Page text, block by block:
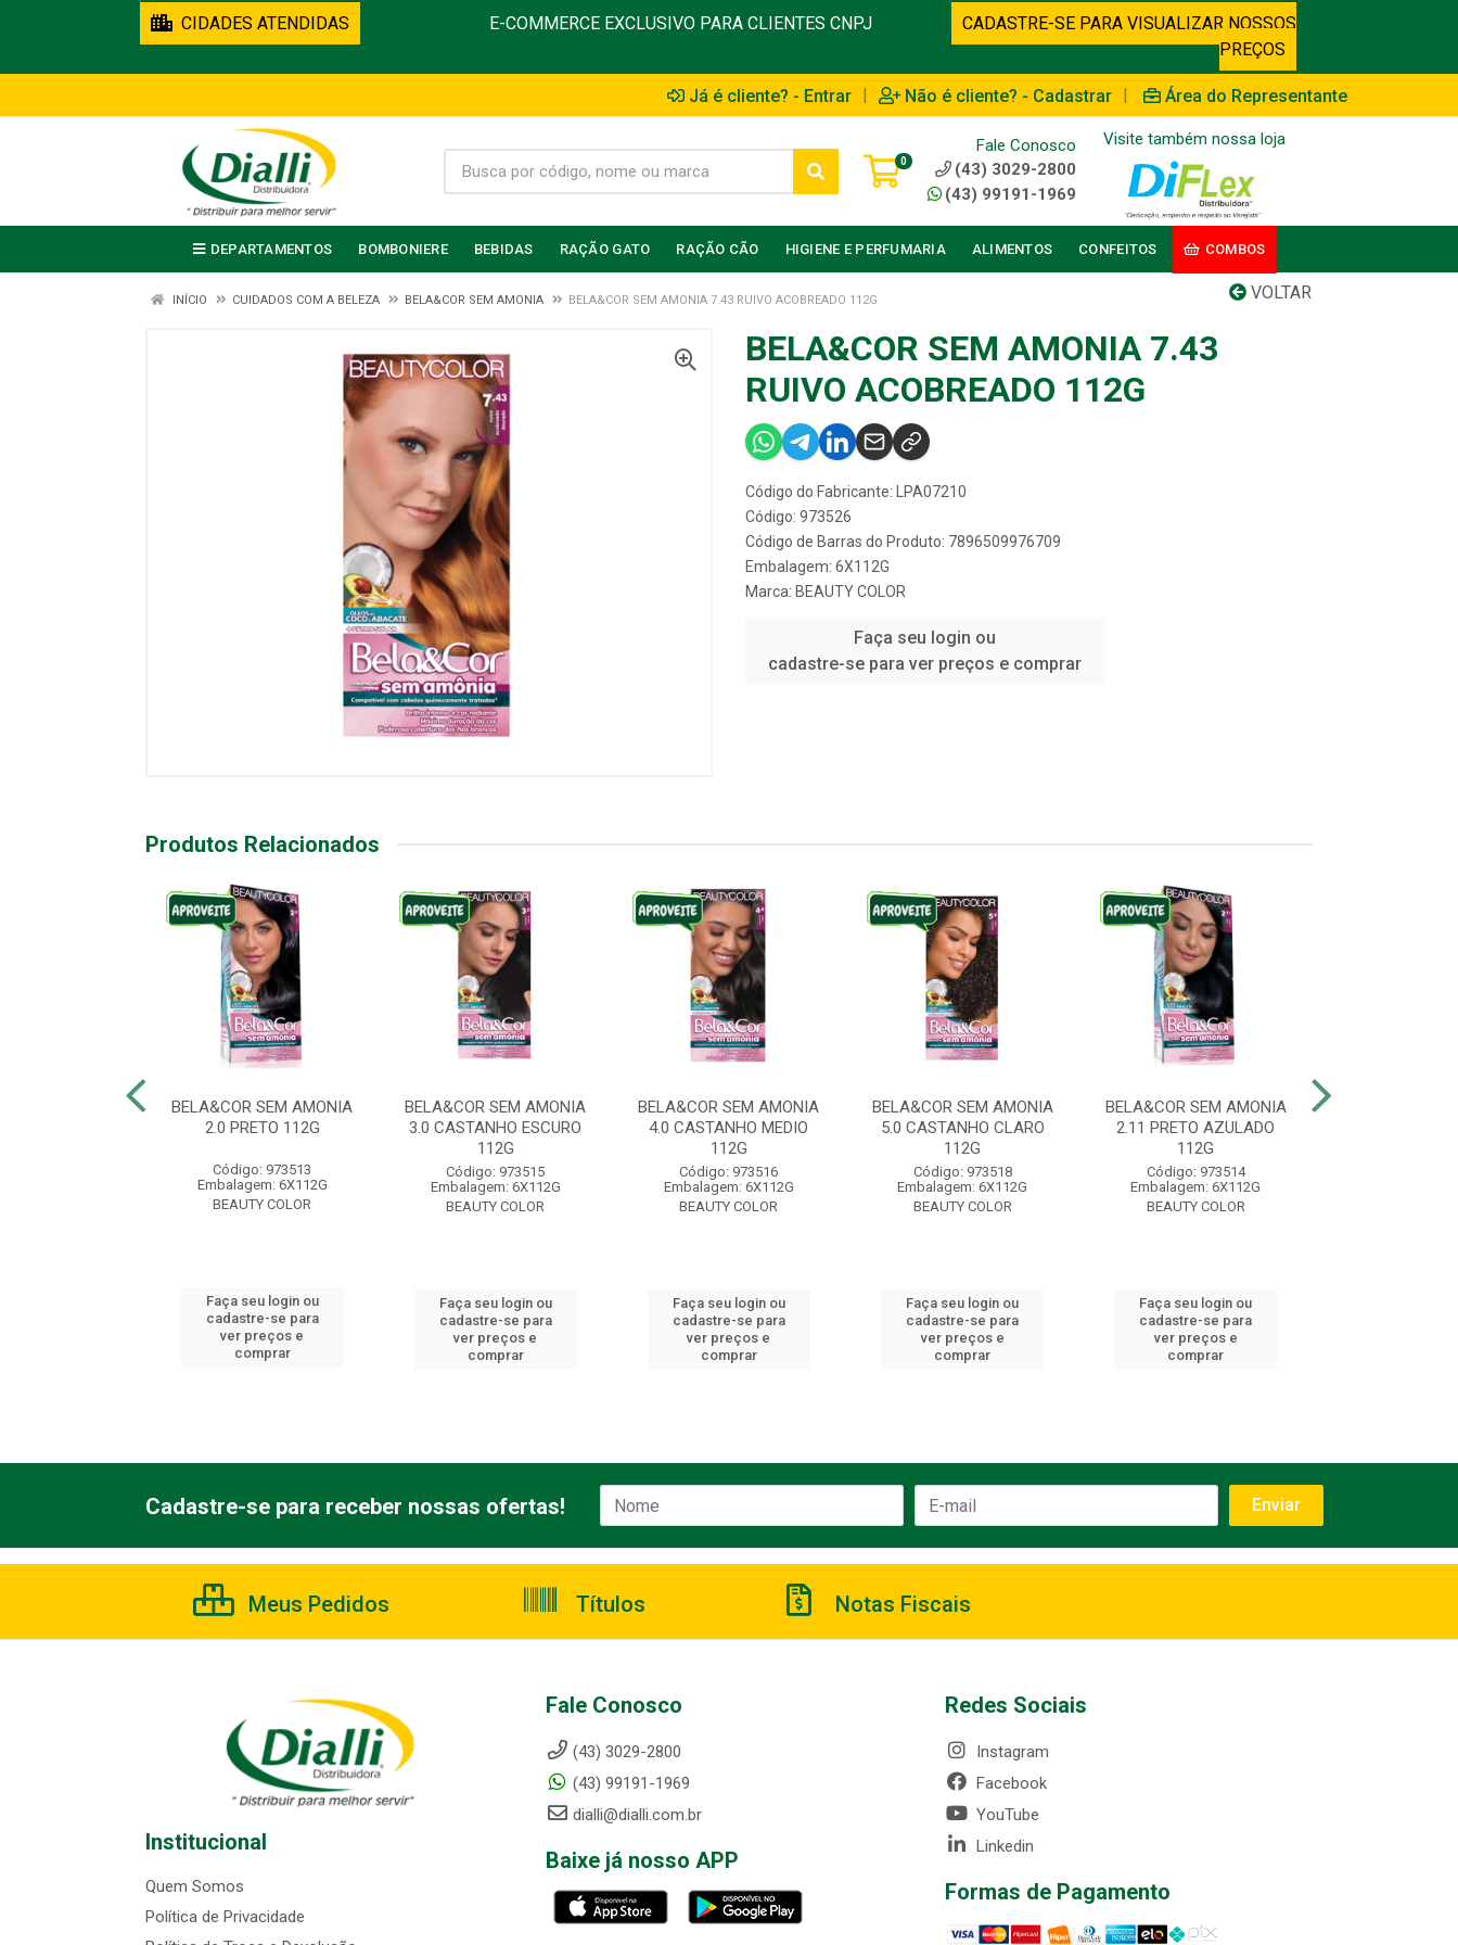
CIDADES ATENDIDAS E-COMMERCE EXCLUSIVO PARA CLIENTES CNPJ
CADASTRE-SE PARA VISUALIZAR NOSSOS
PREÇOS
Já é cliente? - Entrar | Não é cliente? - Cadastrar | Área do Representante
0
Fale Conosco
(43) 3029-2800
(43) 99191-1969
Visite também nossa loja
DEPARTAMENTOS BOMBONIERE BEBIDAS RAÇÃO GATO RAÇÃO CÃO HIGIENE E PERFUMARIA ALIMENTOS CONFEITOS COMBOS
VOLTAR
INÍCIO CUIDADOS COM A BELEZA BELA&COR SEM AMONIA BELA&COR SEM AMONIA 7.43 RUIVO ACOBREADO 112G
BELA&COR SEM AMONIA 7.43
RUIVO ACOBREADO 112G
Código do Fabricante: LPA07210
Código: 973526
Código de Barras do Produto: 7896509976709
Embalagem: 6X112G
Marca: BEAUTY COLOR
Faça seu login ou
cadastre-se para ver preços e comprar
Produtos Relacionados
BELA&COR SEM AMONIA
2.0 PRETO 112G
Código: 973513
Embalagem: 6X112G
BEAUTY COLOR
Faça seu login ou
cadastre-se para
ver preços e
comprar
BELA&COR SEM AMONIA
3.0 CASTANHO ESCURO
112G
Código: 973515
Embalagem: 6X112G
BEAUTY COLOR
Faça seu login ou
cadastre-se para
ver preços e
comprar
BELA&COR SEM AMONIA
4.0 CASTANHO MEDIO
112G
Código: 973516
Embalagem: 6X112G
BEAUTY COLOR
Faça seu login ou
cadastre-se para
ver preços e
comprar
BELA&COR SEM AMONIA
5.0 CASTANHO CLARO
112G
Código: 973518
Embalagem: 6X112G
BEAUTY COLOR
Faça seu login ou
cadastre-se para
ver preços e
comprar
BELA&COR SEM AMONIA
2.11 PRETO AZULADO
112G
Código: 973514
Embalagem: 6X112G
BEAUTY COLOR
Faça seu login ou
cadastre-se para
ver preços e
comprar
Cadastre-se para receber nossas ofertas!
Meus Pedidos Títulos Notas Fiscais
Institucional
Quem Somos
Política de Privacidade
Fale Conosco
(43) 3029-2800
(43) 99191-1969
dialli@dialli.com.br
Baixe já nosso APP
Redes Sociais
Instagram
Facebook
YouTube
Linkedin
Formas de Pagamento